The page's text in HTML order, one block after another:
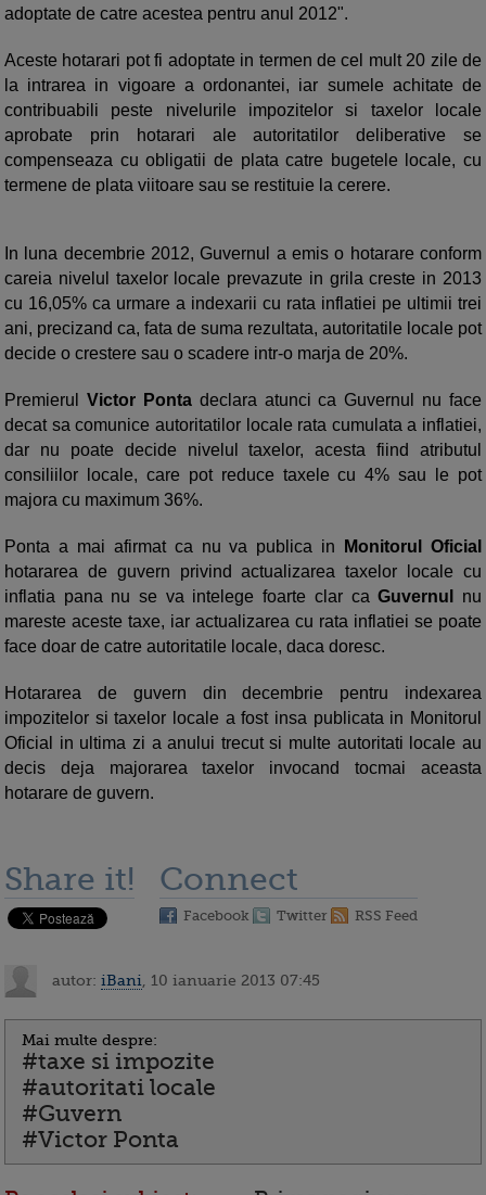
adoptate de catre acestea pentru anul 2012".
Aceste hotarari pot fi adoptate in termen de cel mult 20 zile de
la intrarea in vigoare a ordonantei, iar sumele achitate de
contribuabili peste nivelurile impozitelor si taxelor locale
aprobate prin hotarari ale autoritatilor deliberative se
compenseaza cu obligatii de plata catre bugetele locale, cu
termene de plata viitoare sau se restituie la cerere.
In luna decembrie 2012, Guvernul a emis o hotarare conform
careia nivelul taxelor locale prevazute in grila creste in 2013
cu 16,05% ca urmare a indexarii cu rata inflatiei pe ultimii trei
ani, precizand ca, fata de suma rezultata, autoritatile locale pot
decide o crestere sau o scadere intr-o marja de 20%.
Premierul Victor Pontadeclara atunci ca Guvernul nu face
decat sa comunice autoritatilor locale rata cumulata a inflatiei,
dar nu poate decide nivelul taxelor, acesta fiind atributul
consiliilor locale, care pot reduce taxele cu 4% sau le pot
majora cu maximum 36%.
Ponta a mai afirmat ca nu va publica in
Monitorul Oficial
hotararea de guvern privind actualizarea taxelor locale cu
inflatia pana nu se va intelege foarte clar caGuvernul nu
mareste aceste taxe, iar actualizarea cu rata inflatiei se poate
face doar de catre autoritatile locale, daca doresc.
Hotararea de guvern din decembrie pentru indexarea
impozitelor si taxelor locale a fost insa publicata in Monitorul
Oficial in ultima zi a anului trecut si multe autoritati locale au
decis deja majorarea taxelor invocand tocmai aceasta
hotarare de guvern.
Share it! Connect
Facebook Twitter RSS Feed
autor: iBani , 10 ianuarie 2013 07:45
Mai multe despre:
#taxe si impozite
#autoritati locale
#Guvern
#Victor Ponta